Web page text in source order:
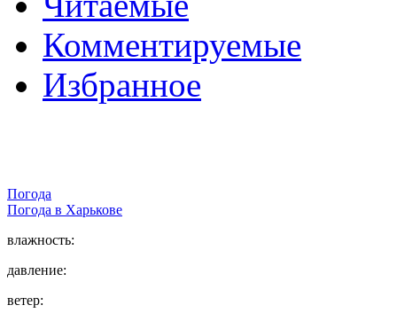
Комментируемые
Избранное
Погода
Погода в Харькове
влажность:
давление:
ветер: